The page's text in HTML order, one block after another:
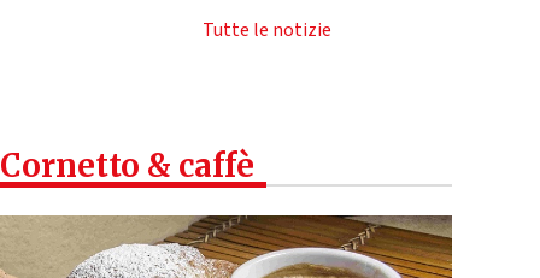
Tutte le notizie
Cornetto & caffè